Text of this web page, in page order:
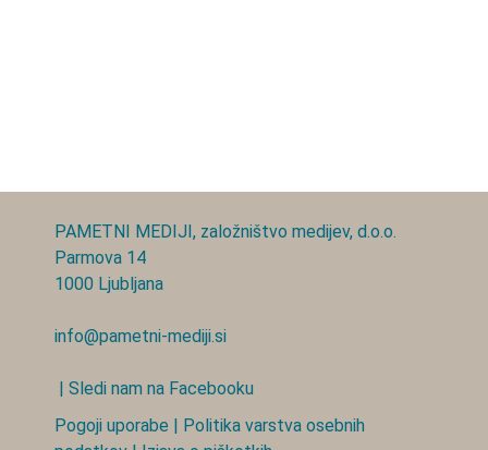
PAMETNI MEDIJI, založništvo medijev, d.o.o.
Parmova 14
1000 Ljubljana
info@pametni-mediji.si
| Sledi nam na Facebooku
Pogoji uporabe | Politika varstva osebnih